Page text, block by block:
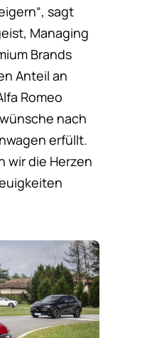
sagt
Managing
Brands
Anteil an
Romeo
nach
erfüllt.
wir die Herzen